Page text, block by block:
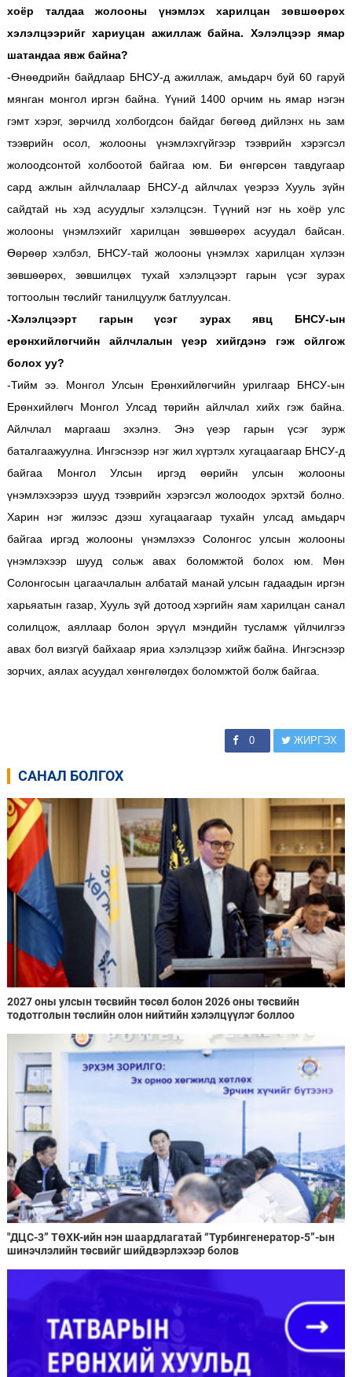
хоёр талдаа жолооны үнэмлэх харилцан зөвшөөрөх
хэлэлцээрийг хариуцан ажиллаж байна. Хэлэлцээр ямар
шатандаа явж байна?
-Өнөөдрийн байдлаар БНСУ-д ажиллаж, амьдарч буй 60 гаруй
мянган монгол иргэн байна. Үүний 1400 орчим нь ямар нэгэн
гэмт хэрэг, зөрчилд холбогдсон байдаг бөгөөд дийлэнх нь зам
тээврийн осол, жолооны үнэмлэхгүйгээр тээврийн хэрэгсэл
жолоодсонтой холбоотой байгаа юм. Би өнгөрсөн тавдугаар
сард ажлын айлчлалаар БНСУ-д айлчлах үеэрээ Хууль зүйн
сайдтай нь хэд асуудлыг хэлэлцсэн. Түүний нэг нь хоёр улс
жолооны үнэмлэхийг харилцан зөвшөөрөх асуудал байсан.
Өөрөөр хэлбэл, БНСУ-тай жолооны үнэмлэх харилцан хүлээн
зөвшөөрөх, зөвшилцөх тухай хэлэлцээрт гарын үсэг зурах
тогтоолын төслийг танилцуулж батлуулсан.
-Хэлэлцээрт гарын үсэг зурах явц БНСУ-ын
ерөнхийлөгчийн айлчлалын үеэр хийгдэнэ гэж ойлгож
болох уу?
-Тийм ээ. Монгол Улсын Ерөнхийлөгчийн урилгаар БНСУ-ын
Ерөнхийлөгч Монгол Улсад төрийн айлчлал хийх гэж байна.
Айлчлал маргааш эхэлнэ. Энэ үеэр гарын үсэг зурж
баталгаажуулна. Ингэснээр нэг жил хүртэлх хугацаагаар БНСУ-д
байгаа Монгол Улсын иргэд өөрийн улсын жолооны
үнэмлэхээрээ шууд тээврийн хэрэгсэл жолоодох эрхтэй болно.
Харин нэг жилээс дээш хугацаагаар тухайн улсад амьдарч
байгаа иргэд жолооны үнэмлэхээ Солонгос улсын жолооны
үнэмлэхээр шууд сольж авах боломжтой болох юм. Мөн
Солонгосын цагаачлалын албатай манай улсын гадаадын иргэн
харьяатын газар, Хууль зүй дотоод хэргийн яам харилцан санал
солилцож, аяллаар болон эрүүл мэндийн тусламж үйлчилгээ
авах бол визгүй байхаар яриа хэлэлцээр хийж байна. Ингэснээр
зорчих, аялах асуудал хөнгөлөгдөх боломжтой болж байгаа.
0 ЖИРГЭХ
САНАЛ БОЛГОХ
2027 оны улсын төсвийн төсөл болон 2026 оны төсвийн
тодотголын төслийн олон нийтийн хэлэлцүүлэг боллоо
"ДЦС-3” ТӨХК-ийн нэн шаардлагатай “Турбингенератор-5”-ын
шинэчлэлийн төсвийг шийдвэрлэхээр болов